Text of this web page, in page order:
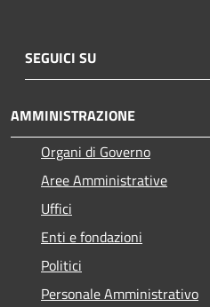
SEGUICI SU
AMMINISTRAZIONE
Organi di Governo
Aree Amministrative
Uffici
Enti e fondazioni
Politici
Personale Amministrativo